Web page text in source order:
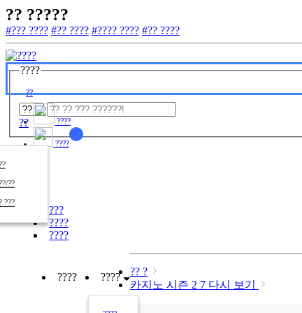
?? ?????
#??? ???? #?? ???? #???? ???? #?? ????
????
??
?? ????
??
???
????
????
???
????
????
???? ????
?? ?
카지노 시즌 2 7 다시 보기